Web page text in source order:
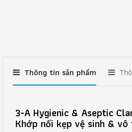
Thông tin sản phẩm
3-A Hygienic & Aseptic
Khớp nối kẹp vệ sinh &